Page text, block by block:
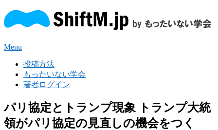
Menu
投稿方法
もったいない学会
著者ログイン
パリ協定とトランプ現象 トランプ大統
領がパリ協定の見直しの機会をつく